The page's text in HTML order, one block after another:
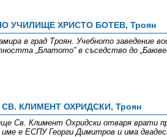
УЧИЛИЩЕ ХРИСТО БОТЕВ, Троян
в град Троян. Учебното заведение
„Блатото” в съседство до
КЛИМЕНТ ОХРИДСКИ, Троян
Св. Климент Охридски отваря врати
е ЕСПУ Георги Димитров и има